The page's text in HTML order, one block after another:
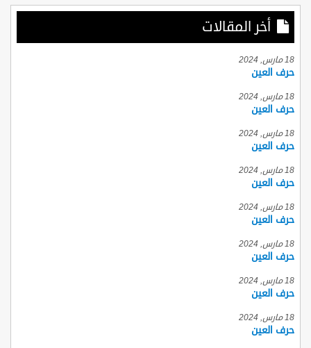
أخر المقالات
18 مارس, 2024
حرف العين
18 مارس, 2024
حرف العين
18 مارس, 2024
حرف العين
18 مارس, 2024
حرف العين
18 مارس, 2024
حرف العين
18 مارس, 2024
حرف العين
18 مارس, 2024
حرف العين
18 مارس, 2024
حرف العين